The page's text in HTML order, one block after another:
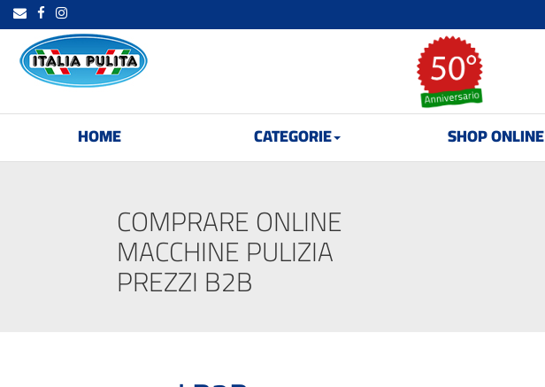
HOME CATEGORIE SHOP ONLINE
COMPRARE ONLINE
MACCHINE PULIZIA
PREZZI B2B